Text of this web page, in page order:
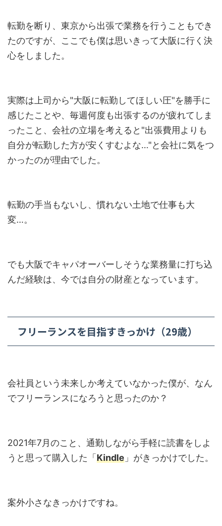
転勤を断り、東京から出張で業務を行うこともでき
たのですが、ここでも僕は思いきって大阪に行く決
心をしました。
実際は上司から"大阪に転勤してほしい圧"を勝手に
感じたことや、毎週何度も出張するのが疲れてしま
ったこと、会社の立場を考えると"出張費用よりも
自分が転勤した方が安くすむよな…"と会社に気をつ
かったのが理由でした。
転勤の手当もないし、慣れない土地で仕事も大
変…。
でも大阪でキャパオーバーしそうな業務量に打ち込
んだ経験は、今では自分の財産となっています。
フリーランスを目指すきっかけ（29歳）
会社員という未来しか考えていなかった僕が、なん
でフリーランスになろうと思ったのか？
2021年7月のこと、通勤しながら手軽に読書をしよ
うと思って購入した「 Kindle 」がきっかけでした。
案外小さなきっかけですね。